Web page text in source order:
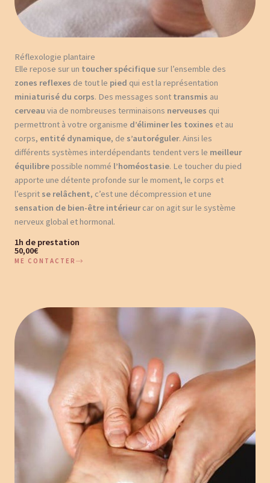
Réflexologie plantaire
Elle repose sur un toucher spécifiquesur l’ensemble des
zones reflexes de tout le pied qui est la représentation
miniaturisé du corps. Des messages sont transmis au
cerveau via de nombreuses terminaisons nerveuses qui
permettront à votre organisme d’éliminer les toxines et au
corps, entité dynamique, de s’autoréguler. Ainsi les
différents systèmes interdépendants tendent vers le meilleur
équilibrepossible nommé l’homéostasie. Le toucher du pied
apporte une détente profonde sur le moment, le corps et
l’esprit se relâchent, c’est une décompression et une
sensation de bien-être intérieurcar on agit sur le système
nerveux global et hormonal.
1h de prestation
50,00€
ME CONTACTER